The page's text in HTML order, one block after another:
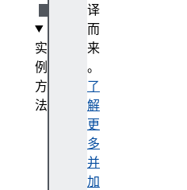
译
而
来
。
了
解
更
多
并
加
实
例
方
法